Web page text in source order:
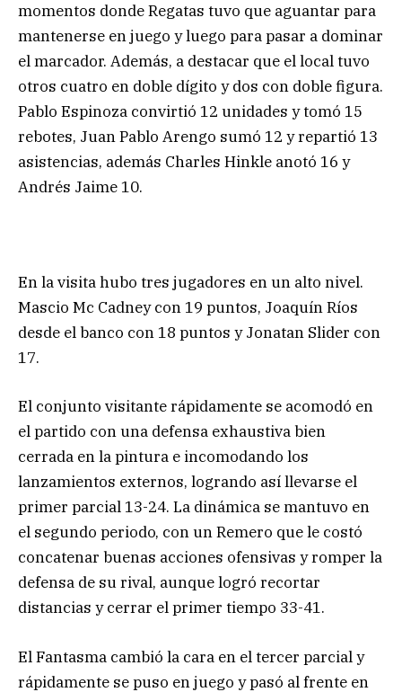
momentos donde Regatas tuvo que aguantar para
mantenerse en juego y luego para pasar a dominar
el marcador. Además, a destacar que el local tuvo
otros cuatro en doble dígito y dos con doble figura.
Pablo Espinoza convirtió 12 unidades y tomó 15
rebotes, Juan Pablo Arengo sumó 12 y repartió 13
asistencias, además Charles Hinkle anotó 16 y
Andrés Jaime 10.
En la visita hubo tres jugadores en un alto nivel.
Mascio Mc Cadney con 19 puntos, Joaquín Ríos
desde el banco con 18 puntos y Jonatan Slider con
17.
El conjunto visitante rápidamente se acomodó en
el partido con una defensa exhaustiva bien
cerrada en la pintura e incomodando los
lanzamientos externos, logrando así llevarse el
primer parcial 13-24. La dinámica se mantuvo en
el segundo periodo, con un Remero que le costó
concatenar buenas acciones ofensivas y romper la
defensa de su rival, aunque logró recortar
distancias y cerrar el primer tiempo 33-41.
El Fantasma cambió la cara en el tercer parcial y
rápidamente se puso en juego y pasó al frente en